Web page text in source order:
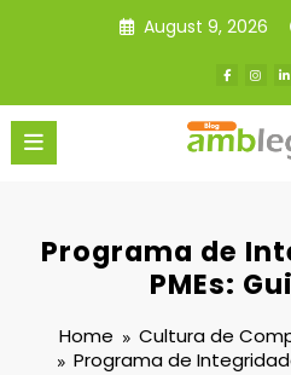
August 9, 2026
Programa de
PMEs:
Home
Cultura de
Programa de